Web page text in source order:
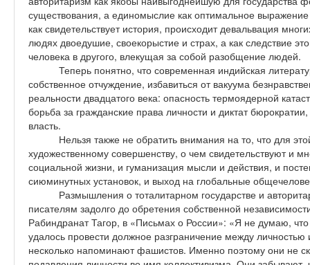
существования, а единомыслие как оптимальное
как свидетельствует история, происходит девальвация
людях двоедушие, своекорыстие и страх, а как следствие
человека в другого, влекущая за собой разобщение людей.
Теперь понятно, что современная индийская
собственное отчуждение, избавиться от вакуума
реальности двадцатого века: опасность термоядерной
борьба за гражданские права личности и диктат
власть.
Нельзя также не обратить внимания на то, что для
художественному совершенству, о чем свидетельствуют и
социальной жизни, и гуманизация мысли и действия, и
сиюминутных установок, и выход на глобальные
Размышления о тоталитарном государстве и
писателям задолго до обретения собственной
Рабиндранат Тагор, в «Письмах о России»: «Я не думаю,
удалось провести должное разграничение между
несколько напоминают фашистов. Именно поэтому они не